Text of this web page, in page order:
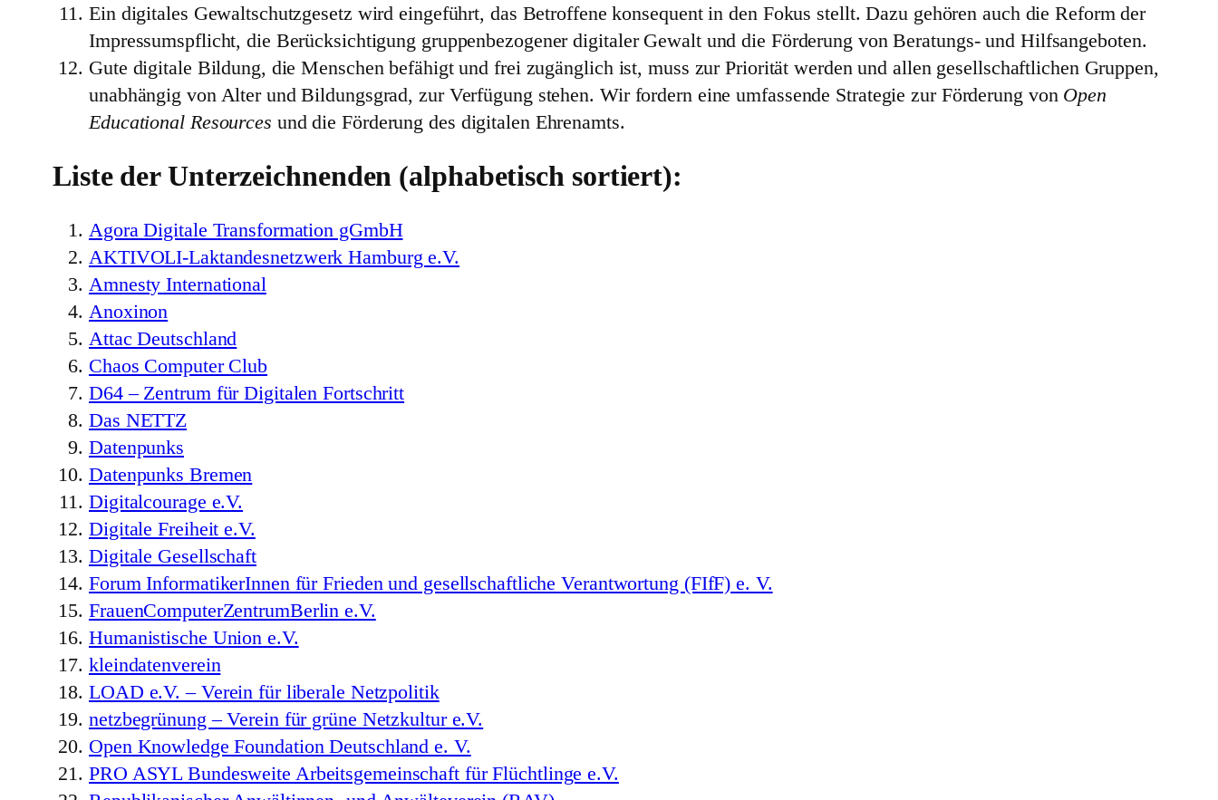
Ein digitales Gewaltschutzgesetz wird eingeführt, das Betroffene konsequent in den Fokus stellt. Dazu gehören auch die Reform der
Impressumspflicht, die Berücksichtigung gruppenbezogener digitaler Gewalt und die Förderung von Beratungs- und Hilfsangeboten.
Gute digitale Bildung, die Menschen befähigt und frei zugänglich ist, muss zur Priorität werden und allen gesellschaftlichen Gruppen,
unabhängig von Alter und Bildungsgrad, zur Verfügung stehen. Wir fordern eine umfassende Strategie zur Förderung von Open
Educational Resources und die Förderung des digitalen Ehrenamts.
Liste der Unterzeichnenden (alphabetisch sortiert):
Agora Digitale Transformation gGmbH
AKTIVOLI-Laktandesnetzwerk Hamburg e.V.
Amnesty International
Anoxinon
Attac Deutschland
Chaos Computer Club
D64 – Zentrum für Digitalen Fortschritt
Das NETTZ
Datenpunks
Datenpunks Bremen
Digitalcourage e.V.
Digitale Freiheit e.V.
Digitale Gesellschaft
Forum InformatikerInnen für Frieden und gesellschaftliche Verantwortung (FIfF) e. V.
FrauenComputerZentrumBerlin e.V.
Humanistische Union e.V.
kleindatenverein
LOAD e.V. – Verein für liberale Netzpolitik
netzbegrünung – Verein für grüne Netzkultur e.V.
Open Knowledge Foundation Deutschland e. V.
PRO ASYL Bundesweite Arbeitsgemeinschaft für Flüchtlinge e.V.